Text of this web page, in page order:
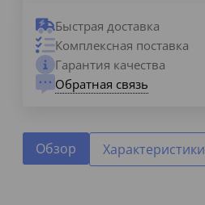
Быстрая доставка
Комплексная поставка
Гарантия качества
Обратная связь
Обзор Характеристики